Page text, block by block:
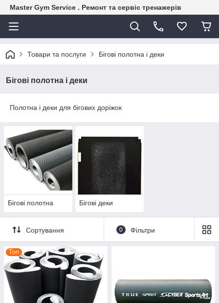
Master Gym Service . Ремонт та сервіс тренажерів
Товари та послуги Бігові полотна і деки
Бігові полотна і деки
Полотна і деки для бігових доріжок
Бігові полотна Бігові деки
Сортування 0 Фільтри
Топ